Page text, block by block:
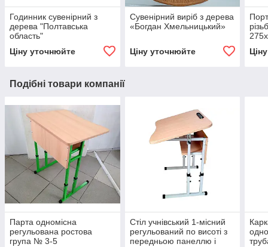
Годинник сувенірний з
дерева "Полтавська
область"
Ціну уточнюйте
Сувенірний виріб з дерева
«Богдан Хмельницький»
Ціну уточнюйте
Подібні товари компанії
Парта одномісна
регульована ростова
група № 3-5
Стіл учнівський 1-місний
регульований по висоті з
передньою панеллю і